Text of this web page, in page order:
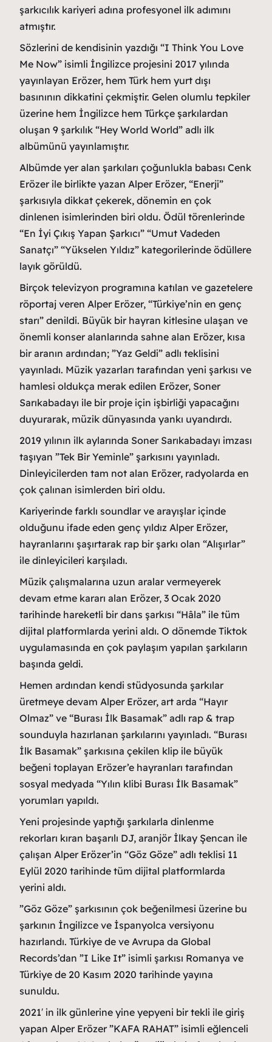
şarkıcılık kariyeri adına profesyonel ilk adımını
atmıştır.
Sözlerini de kendisinin yazdığı “I Think You Love
Me Now” isimli İngilizce projesini 2017 yılında
yayınlayan Erözer, hem Türk hem yurt dışı
basınının dikkatini çekmiştir. Gelen olumlu tepkiler
üzerine hem İngilizce hem Türkçe şarkılardan
oluşan 9 şarkılık “Hey World World” adlı ilk
albümünü yayınlamıştır.
Albümde yer alan şarkıları çoğunlukla babası Cenk
Erözer ile birlikte yazan Alper Erözer, “Enerji”
şarkısıyla dikkat çekerek, dönemin en çok
dinlenen isimlerinden biri oldu. Ödül törenlerinde
“En İyi Çıkış Yapan Şarkıcı” “Umut Vadeden
Sanatçı” “Yükselen Yıldız” kategorilerinde ödüllere
layık görüldü.
Birçok televizyon programına katılan ve gazetelere
röportaj veren Alper Erözer, “Türkiye’nin en genç
starı” denildi. Büyük bir hayran kitlesine ulaşan ve
önemli konser alanlarında sahne alan Erözer, kısa
bir aranın ardından; ”Yaz Geldi” adlı teklisini
yayınladı. Müzik yazarları tarafından yeni şarkısı ve
hamlesi oldukça merak edilen Erözer, Soner
Sarıkabadayı ile bir proje için işbirliği yapacağını
duyurarak, müzik dünyasında yankı uyandırdı.
2019 yılının ilk aylarında Soner Sarıkabadayı imzası
taşıyan ”Tek Bir Yeminle” şarkısını yayınladı.
Dinleyicilerden tam not alan Erözer, radyolarda en
çok çalınan isimlerden biri oldu.
Kariyerinde farklı soundlar ve arayışlar içinde
olduğunu ifade eden genç yıldız Alper Erözer,
hayranlarını şaşırtarak rap bir şarkı olan “Alışırlar”
ile dinleyicileri karşıladı.
Müzik çalışmalarına uzun aralar vermeyerek
devam etme kararı alan Erözer, 3 Ocak 2020
tarihinde hareketli bir dans şarkısı “Hâla” ile tüm
dijital platformlarda yerini aldı. O dönemde Tiktok
uygulamasında en çok paylaşım yapılan şarkıların
başında geldi.
Hemen ardından kendi stüdyosunda şarkılar
üretmeye devam Alper Erözer, art arda “Hayır
Olmaz” ve “Burası İlk Basamak” adlı rap & trap
sounduyla hazırlanan şarkılarını yayınladı. “Burası
İlk Basamak” şarkısına çekilen klip ile büyük
beğeni toplayan Erözer’e hayranları tarafından
sosyal medyada “Yılın klibi Burası İlk Basamak”
yorumları yapıldı.
Yeni projesinde yaptığı şarkılarla dinlenme
rekorları kıran başarılı DJ, aranjör İlkay Şencan ile
çalışan Alper Erözer’in “Göz Göze” adlı teklisi 11
Eylül 2020 tarihinde tüm dijital platformlarda
yerini aldı.
”Göz Göze” şarkısının çok beğenilmesi üzerine bu
şarkının İngilizce ve İspanyolca versiyonu
hazırlandı. Türkiye de ve Avrupa da Global
Records’dan ”I Like It” isimli şarkısı Romanya ve
Türkiye de 20 Kasım 2020 tarihinde yayına
sunuldu.
2021′ in ilk günlerine yine yepyeni bir tekli ile giriş
yapan Alper Erözer ”KAFA RAHAT” isimli eğlenceli